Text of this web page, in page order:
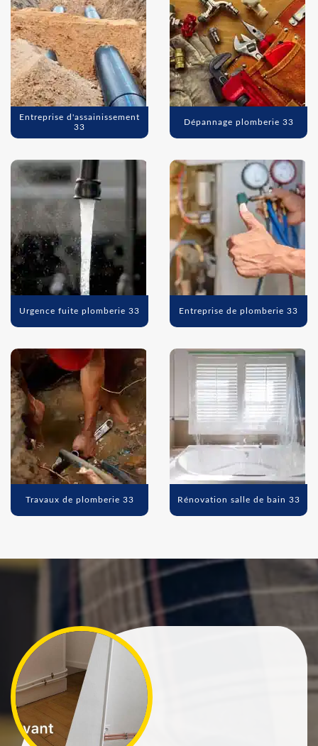
Entreprise d'assainissement
33
Dépannage plomberie 33
Urgence fuite plomberie 33 Entreprise de plomberie 33
Travaux de plomberie 33 Rénovation salle de bain 33